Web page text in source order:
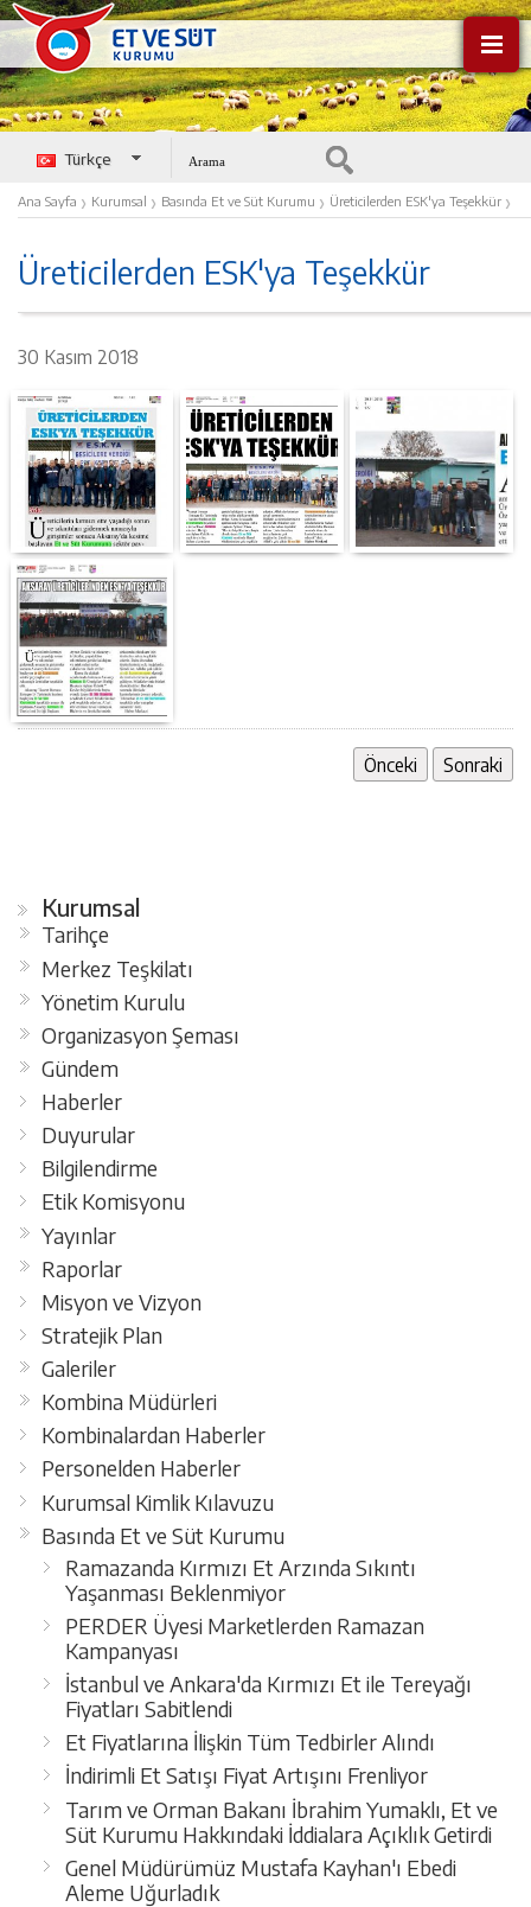
Türkçe
Ana Sayfa › Kurumsal › Basında Et ve Süt Kurumu › Üreticilerden ESK'ya Teşekkür ›
Üreticilerden ESK'ya Teşekkür
30 Kasım 2018
Önceki Sonraki
Kurumsal
Tarihçe
Merkez Teşkilatı
Yönetim Kurulu
Organizasyon Şeması
Gündem
Haberler
Duyurular
Bilgilendirme
Etik Komisyonu
Yayınlar
Raporlar
Misyon ve Vizyon
Stratejik Plan
Galeriler
Kombina Müdürleri
Kombinalardan Haberler
Personelden Haberler
Kurumsal Kimlik Kılavuzu
Basında Et ve Süt Kurumu
Ramazanda Kırmızı Et Arzında Sıkıntı
Yaşanması Beklenmiyor
PERDER Üyesi Marketlerden Ramazan
Kampanyası
İstanbul ve Ankara'da Kırmızı Et ile Tereyağı
Fiyatları Sabitlendi
Et Fiyatlarına İlişkin Tüm Tedbirler Alındı
İndirimli Et Satışı Fiyat Artışını Frenliyor
Tarım ve Orman Bakanı İbrahim Yumaklı, Et ve
Süt Kurumu Hakkındaki İddialara Açıklık Getirdi
Genel Müdürümüz Mustafa Kayhan'ı Ebedi
Aleme Uğurladık